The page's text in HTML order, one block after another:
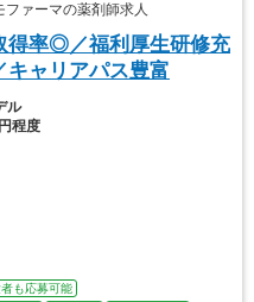
ァーマの薬剤師求人
得率◎／福利厚生研修充
キャリアパス豊富
ル
程度
も応募可能